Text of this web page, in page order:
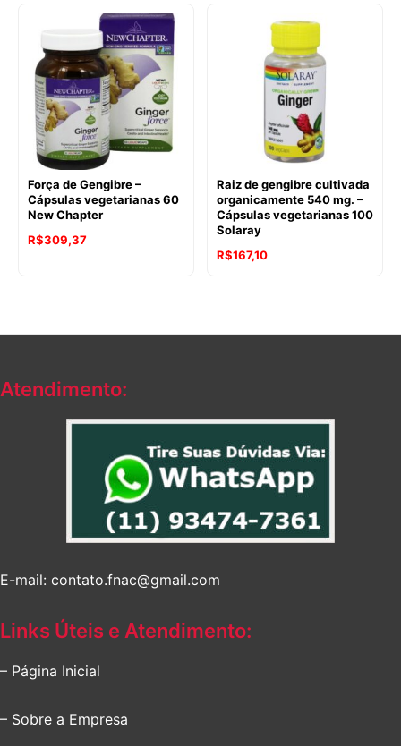
Força de Gengibre –
Cápsulas vegetarianas 60
New Chapter
R$309,37
Raiz de gengibre cultivada
organicamente 540 mg. –
Cápsulas vegetarianas 100
Solaray
R$167,10
Atendimento:
E-mail: contato.fnac@gmail.com
Links Úteis e Atendimento:
– Página Inicial
– Sobre a Empresa